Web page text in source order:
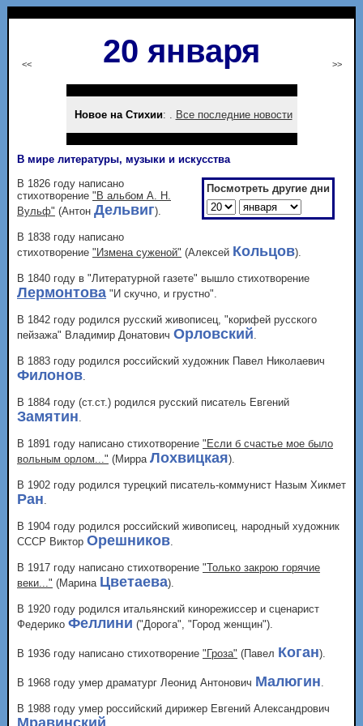
<< 20 января >>
Новое на Стихии: . Все последние новости
В мире литературы, музыки и искусства
Посмотреть другие дни
В 1826 году написано
стихотворение "В альбом А. Н.
Вульф" (Антон Дельвиг).
В 1838 году написано
стихотворение "Измена суженой" (Алексей Кольцов).
В 1840 году в "Литературной газете" вышло стихотворение
Лермонтова "И скучно, и грустно".
В 1842 году родился русский живописец, "корифей русского
пейзажа" Владимир Донатович Орловский.
В 1883 году родился российский художник Павел Николаевич
Филонов.
В 1884 году (ст.ст.) родился русский писатель Евгений
Замятин.
В 1891 году написано стихотворение "Если б счастье мое было
вольным орлом..." (Мирра Лохвицкая).
В 1902 году родился турецкий писатель-коммунист Назым Хикмет
Ран.
В 1904 году родился российский живописец, народный художник
СССР Виктор Орешников.
В 1917 году написано стихотворение "Только закрою горячие
веки..." (Марина Цветаева).
В 1920 году родился итальянский кинорежиссер и сценарист
Федерико Феллини ("Дорога", "Город женщин").
В 1936 году написано стихотворение "Гроза" (Павел Коган).
В 1968 году умер драматург Леонид Антонович Малюгин.
В 1988 году умер российский дирижер Евгений Александрович
Мравинский